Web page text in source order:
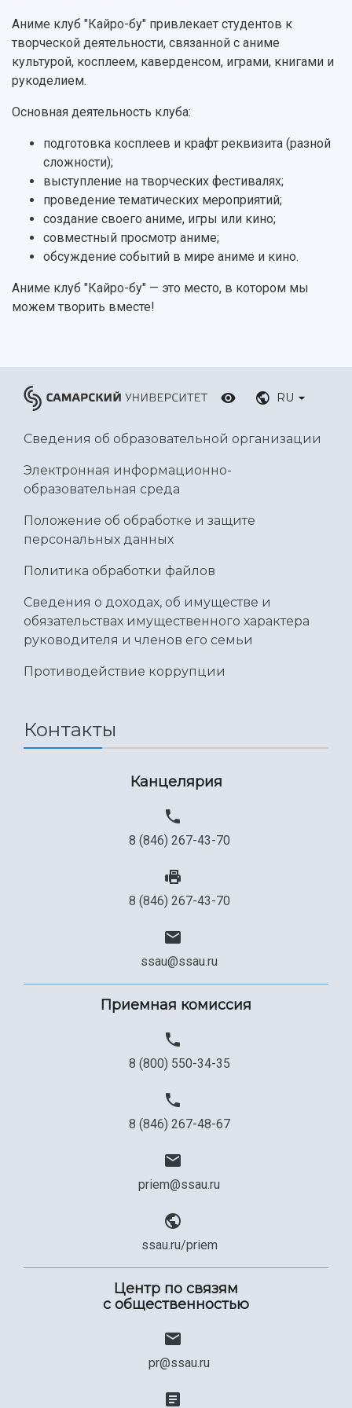
Кафедры
Научные подразделения
Отделы и службы
Общественные организации
Инжиниринговый центр
Архив
Фирменный стиль
Устойчивое развитие
Кампус
Музеи
Учебный аэродром
Международный межвузовский кампус
Сведения об образовательной организации
Официальные документы
знание русского языка, истории России и
основ законодательства РФ
Платные образовательные услуги
Библиотека
Видеолекции
Противодействие COVID-19
Материальная база
Подразделения научного обслуживания
Организационные документы
Результаты научно-исследовательской
Конкурсы научных проектов и грантов
Областной конкурс "Молодой учёный"
Отчеты о научно-исследовательской
деятельности
Журналы Самарского университета
Научные конференции
Патенты
Отчеты о проведенных конференциях
Аниме клуб "Кайро-бу" привлекает студентов к
творческой деятельности, связанной с аниме
культурой, косплеем, каверденсом, играми, книгами и
рукоделием.
Основная деятельность клуба:
подготовка косплеев и крафт реквизита (разной
сложности);
выступление на творческих фестивалях;
проведение тематических мероприятий;
создание своего аниме, игры или кино;
совместный просмотр аниме;
обсуждение событий в мире аниме и кино.
Аниме клуб "Кайро-бу" — это место, в котором мы
можем творить вместе!
RU
Сведения об образовательной организации
Электронная информационно-
образовательная среда
Положение об обработке и защите
персональных данных
Политика обработки файлов
Сведения о доходах, об имуществе и
обязательствах имущественного характера
руководителя и членов его семьи
Противодействие коррупции
Контакты
Канцелярия
8 (846) 267-43-70
8 (846) 267-43-70
ssau@ssau.ru
Приемная комиссия
8 (800) 550-34-35
8 (846) 267-48-67
priem@ssau.ru
ssau.ru/priem
Центр по связям
с общественностью
pr@ssau.ru